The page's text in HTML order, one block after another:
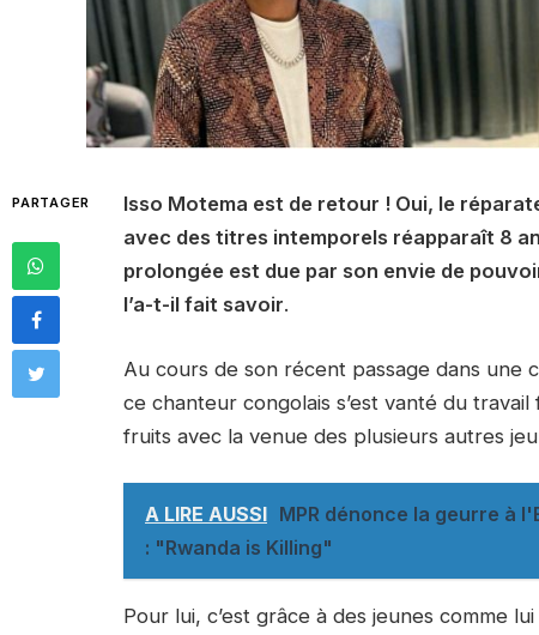
PARTAGER
Isso Motema est de retour ! Oui, le
avec des titres intemporels réapparaît 8
prolongée est due par son envie de
l’a-t-il fait savoir.
Au cours de son récent passage dans une
ce chanteur congolais s’est vanté du
fruits avec la venue des plusieurs autres
A LIRE AUSSI MPR dénonce la geurre à
: "Rwanda is Killing"
Pour lui, c’est grâce à des jeunes comme